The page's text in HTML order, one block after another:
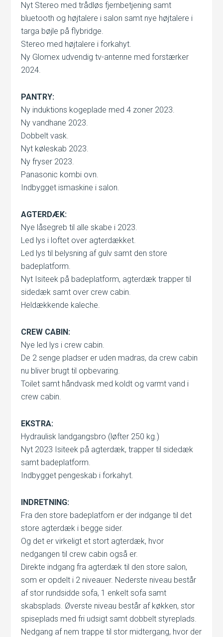
Nyt Stereo med trådløs fjernbetjening samt
bluetooth og højtalere i salon samt nye højtalere i
targa bøjle på flybridge.
Stereo med højtalere i forkahyt.
Ny Glomex udvendig tv-antenne med forstærker
2024.
PANTRY:
Ny induktions kogeplade med 4 zoner 2023.
Ny vandhane 2023.
Dobbelt vask.
Nyt køleskab 2023.
Ny fryser 2023.
Panasonic kombi ovn.
Indbygget ismaskine i salon.
AGTERDÆK:
Nye låsegreb til alle skabe i 2023.
Led lys i loftet over agterdækket.
Led lys til belysning af gulv samt den store
badeplatform.
Nyt Isiteek på badeplatform, agterdæk trapper til
sidedæk samt over crew cabin.
Heldækkende kaleche.
CREW CABIN:
Nye led lys i crew cabin.
De 2 senge pladser er uden madras, da crew cabin
nu bliver brugt til opbevaring.
Toilet samt håndvask med koldt og varmt vand i
crew cabin.
EKSTRA:
Hydraulisk landgangsbro (løfter 250 kg.)
Nyt 2023 Isiteek på agterdæk, trapper til sidedæk
samt badeplatform.
Indbygget pengeskab i forkahyt.
INDRETNING:
Fra den store badeplatforn er der indgange til det
store agterdæk i begge sider.
Og det er virkeligt et stort agterdæk, hvor
nedgangen til crew cabin også er.
Direkte indgang fra agterdæk til den store salon,
som er opdelt i 2 niveauer. Nederste niveau består
af stor rundsidde sofa, 1 enkelt sofa samt
skabsplads. Øverste niveau består af køkken, stor
spiseplads med fri udsigt samt dobbelt styreplads.
Nedgang af nem trappe til stor midtergang, hvor der